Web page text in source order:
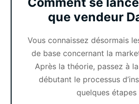
que vendeur
Vous connaissez désormais
de base concernant la
Après la théorie, passez à
débutant le processus
quelques étapes